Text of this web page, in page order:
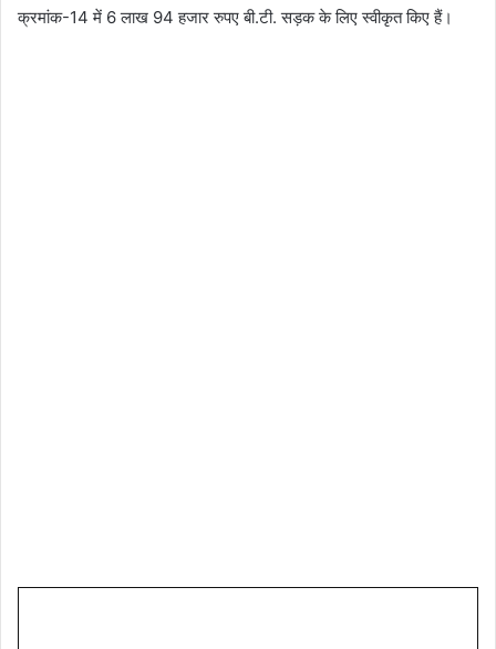
क्रमांक-14 में 6 लाख 94 हजार रुपए बी.टी. सड़क के लिए स्वीकृत किए हैं।